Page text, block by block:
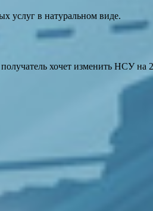
услуг в натуральном виде.
хочет изменить НСУ на